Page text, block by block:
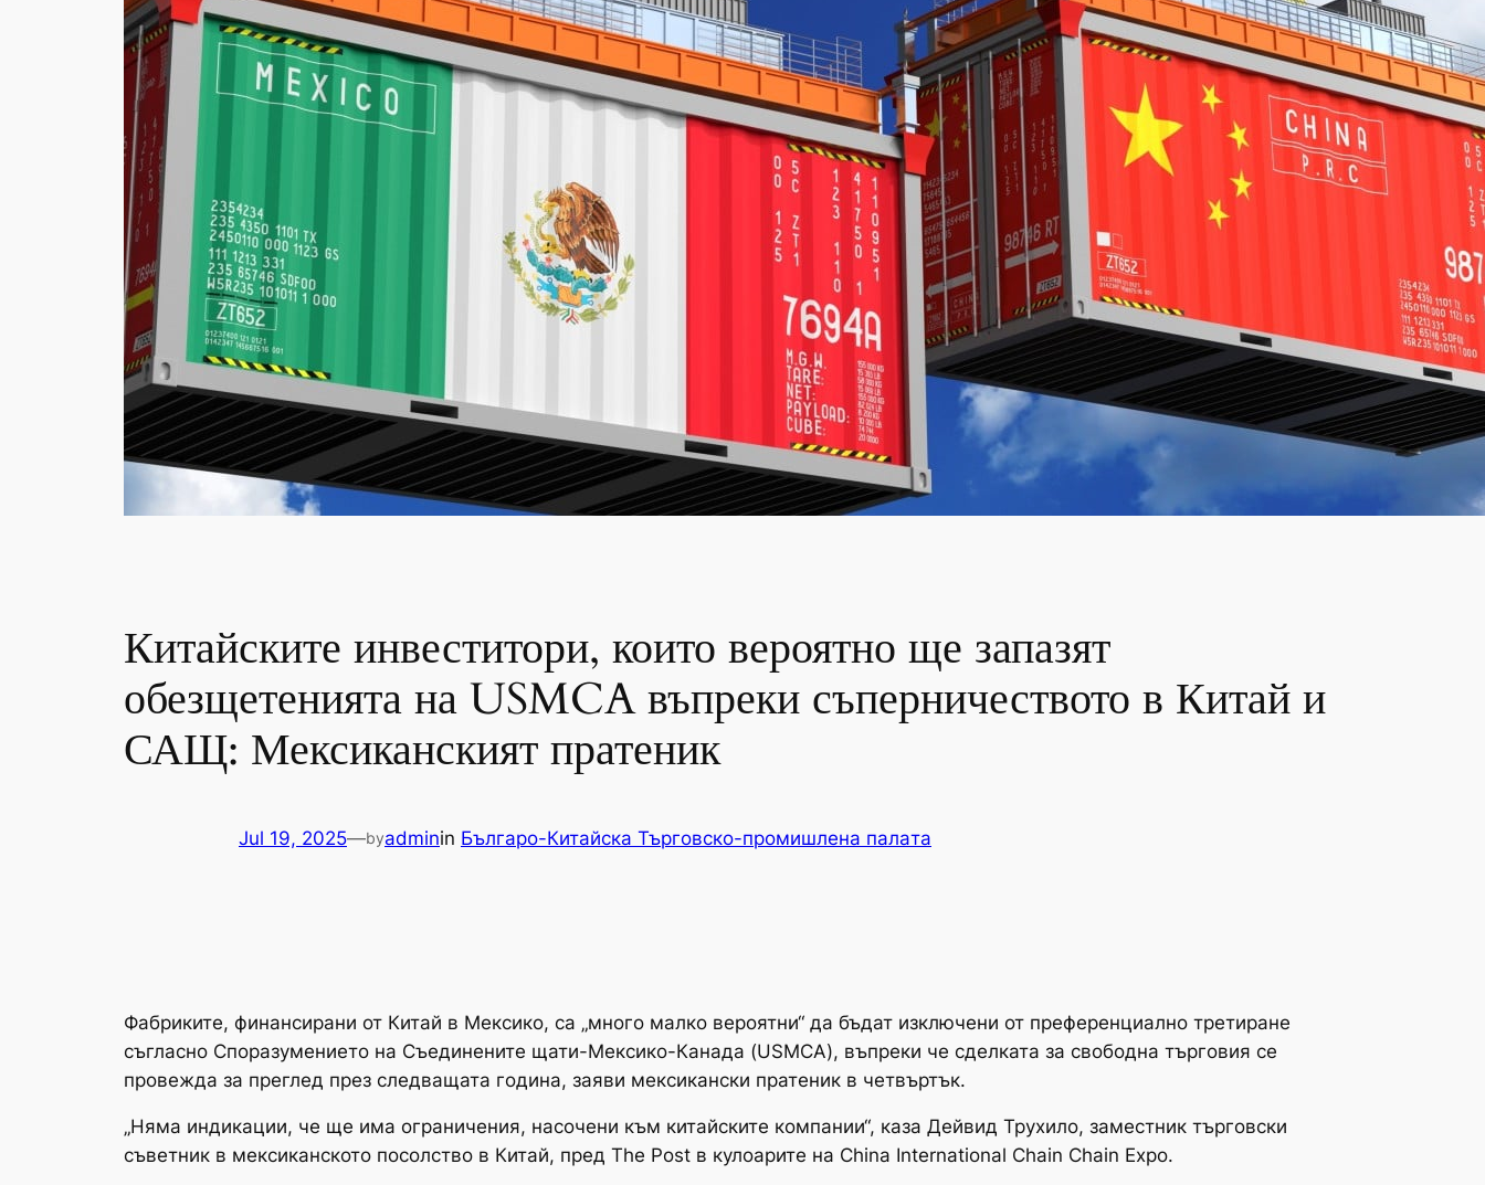
Китайските инвеститори, които вероятно ще запазят
обезщетенията на USMCA въпреки съперничеството в Китай и
САЩ: Мексиканският пратеник
Jul 19, 2025—byadminin Българо-Китайска Търговско-промишлена палaта
Фабриките, финансирани от Китай в Мексико, са „много малко вероятни“ да бъдат изключени от преференциално третиране
съгласно Споразумението на Съединените щати-Мексико-Канада (USMCA), въпреки че сделката за свободна търговия се
провежда за преглед през следващата година, заяви мексикански пратеник в четвъртък.
„Няма индикации, че ще има ограничения, насочени към китайските компании“, каза Дейвид Трухило, заместник търговски
съветник в мексиканското посолство в Китай, пред The Post в кулоарите на China International Chain Chain Expo.